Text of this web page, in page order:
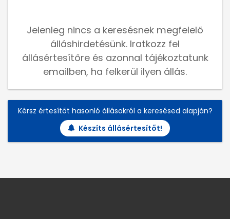
Jelenleg nincs a keresésnek megfelelő
álláshirdetésünk. Iratkozz fel
állásértesítőre és azonnal tájékoztatunk
emailben, ha felkerül ilyen állás.
Kérsz értesítőt hasonló állásokról a keresésed alapján?
Készíts állásértesítőt!